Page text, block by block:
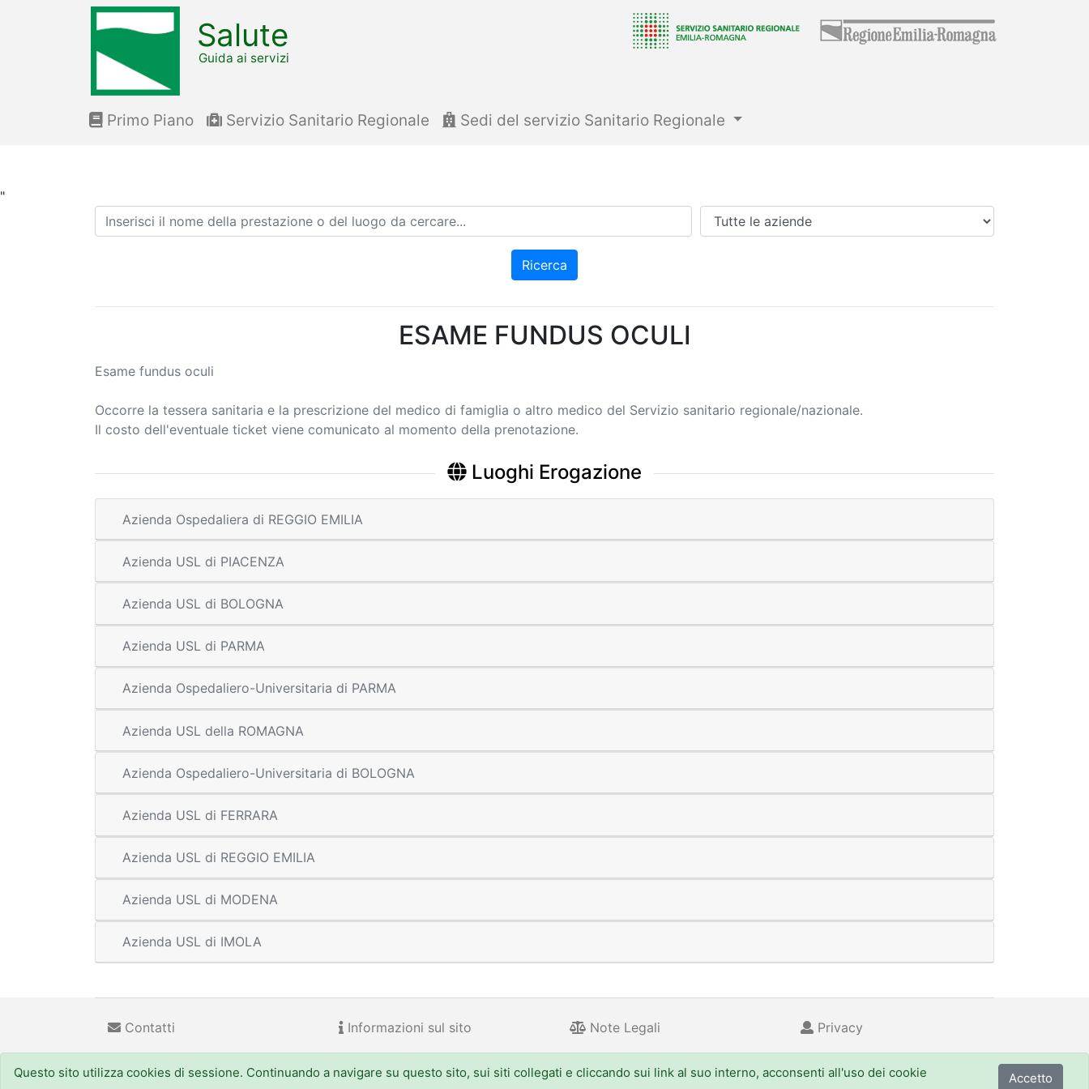
"
Salute
Guida ai servizi
Primo Piano Servizio Sanitario Regionale Sedi del servizio Sanitario Regionale
Ricerca Azienda
Ricerca
ESAME FUNDUS OCULI
Esame fundus oculi
Occorre la tessera sanitaria e la prescrizione del medico di famiglia o altro medico del Servizio sanitario regionale/nazionale.
Il costo dell'eventuale ticket viene comunicato al momento della prenotazione.
Luoghi Erogazione
Azienda Ospedaliera di REGGIO EMILIA
Azienda USL di PIACENZA
Azienda USL di BOLOGNA
Azienda USL di PARMA
Azienda Ospedaliero-Universitaria di PARMA
Azienda USL della ROMAGNA
Azienda Ospedaliero-Universitaria di BOLOGNA
Azienda USL di FERRARA
Azienda USL di REGGIO EMILIA
Azienda USL di MODENA
Azienda USL di IMOLA
Contatti Informazioni sul sito Note Legali Privacy
Regione Emilia-Romagna(CF 800.625.903.79) - Viale Aldo Moro 52, 40127 Bologna - Centralino: 051.5271
Questo sito utilizza cookies di sessione. Continuando a navigare su questo sito, sui siti collegati e cliccando sui link al suo interno, acconsenti all'uso dei cookie Accetto